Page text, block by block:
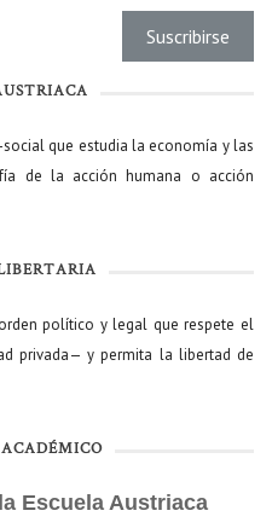
que estudia la economía y las
de la acción humana o acción
político y legal que respete el
privada— y permita la libertad de
Escuela Austriaca